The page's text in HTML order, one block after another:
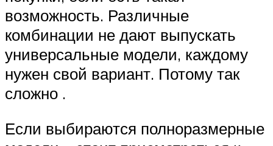
возможность. Различные
комбинации не дают выпускать
универсальные модели, каждому
нужен свой вариант. Потому так
сложно .
Если выбираются полноразмерные